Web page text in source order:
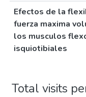
Efectos de la
fuerza maxima
los musculos
isquiotibiales
Total visits